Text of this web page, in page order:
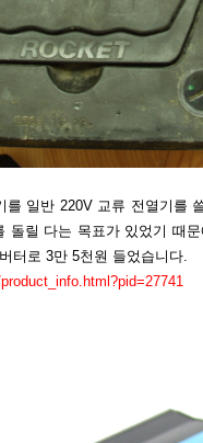
를 일반 220V 교류 전열기를
돌릴 다는 목표가 있었기 때
터로 3만 5천원 들었습니다.